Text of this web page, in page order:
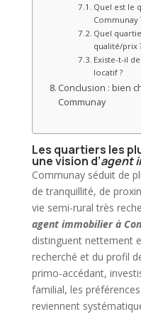
Quel est le
Communay
Quel
qualité/prix
Existe-t-il
locatif ?
Conclusion : bien
Communay
Les quartiers les
une vision d’agent
Communay séduit de
de tranquillité, de
vie semi-rural très
agent immobilier à
distinguent nettement
recherché et du profil
primo-accédant,
familial, les
reviennent